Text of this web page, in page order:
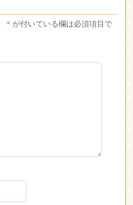
* が付いている欄は必須項目で